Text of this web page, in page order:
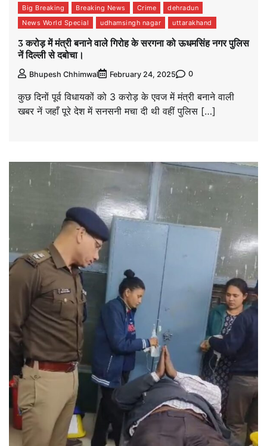
Big Breaking Breaking News Crime
dehradun
News World Special
udhamsingh nagar uttarakhand
3 करोड़ में मंत्री बनाने वाले गिरोह के सरगना को ऊधमसिंह नगर पुलिस
नें दिल्ली से दबोचा।
Bhupesh Chhimwal February 24, 2025 0
कुछ दिनों पूर्व विधायकों को 3 करोड़ के एवज में मंत्री बनाने वाली
खबर नें जहाँ पूरे देश में सनसनी मचा दी थी वहीं पुलिस […]